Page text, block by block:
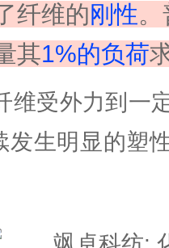
纤维的刚性
其1%的负荷
维受外力到一
发生明显的塑